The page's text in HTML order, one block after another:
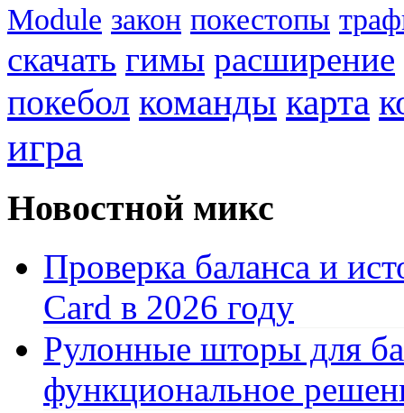
Module закон покестопы
скачать гимы расширение
покебол команды карта
игра
Новостной микс
Проверка баланса и
Card в 2026 году
Рулонные шторы для
функциональное